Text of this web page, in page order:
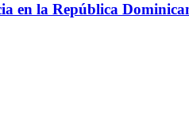
en la República